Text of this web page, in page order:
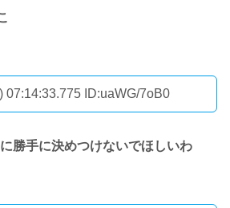
07:14:33.775 ID:uaWG/7oB0
勝手に決めつけないでほしいわ